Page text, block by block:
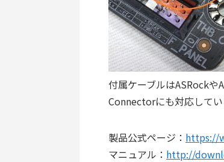
付属ケーブルはASRock
Connectorにも対応してい
製品公式ページ： https://
マニュアル： http://